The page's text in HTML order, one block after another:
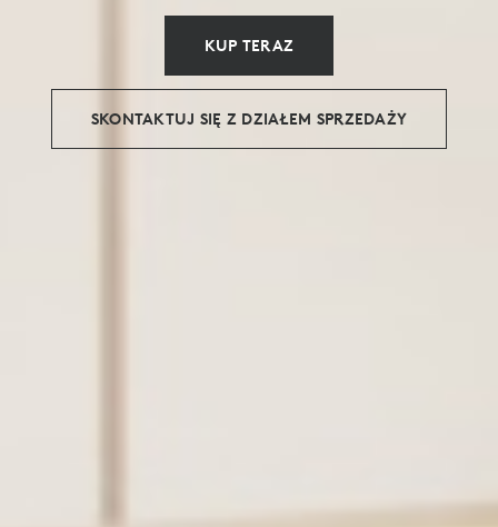
KUP TERAZ
SKONTAKTUJ SIĘ Z DZIAŁEM SPRZEDAŻY